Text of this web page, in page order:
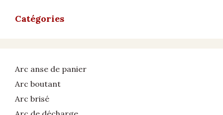
Catégories
Arc anse de panier
Arc boutant
Arc brisé